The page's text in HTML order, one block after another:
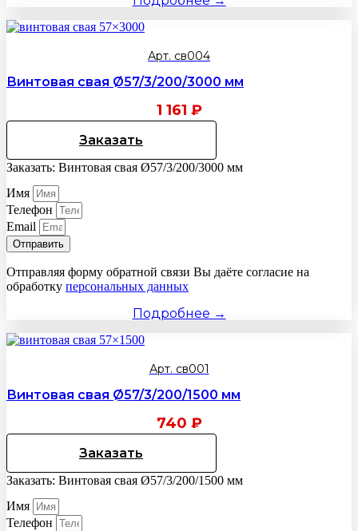
Арт. св004
Винтовая свая Ø57/3/200/3000 мм
1 161 ₽
Заказать
Заказать: Винтовая свая Ø57/3/200/3000 мм
Имя
Телефон
Email
Отправить
Отправляя форму обратной связи Вы даёте согласие на
обработку персональных данных
Подробнее →
Арт. св001
Винтовая свая Ø57/3/200/1500 мм
740 ₽
Заказать
Заказать: Винтовая свая Ø57/3/200/1500 мм
Имя
Телефон